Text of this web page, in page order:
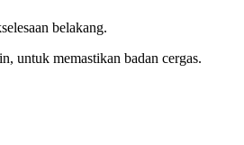
belakang.
untuk memastikan badan cergas.